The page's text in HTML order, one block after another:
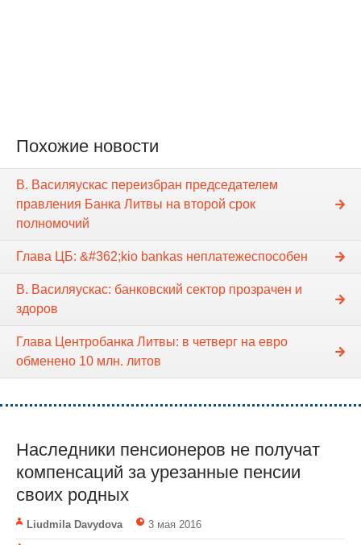
Похожие новости
В. Василяускас переизбран председателем
правления Банка Литвы на второй срок
полномочий
Глава ЦБ: &#362;kio bankas неплатежеспособен
В. Василяускас: банковский сектор прозрачен и
здоров
Глава Центробанка Литвы: в четверг на евро
обменено 10 млн. литов
Наследники пенсионеров не получат
компенсаций за урезанные пенсии
своих родных
Liudmila Davydova 3 мая 2016